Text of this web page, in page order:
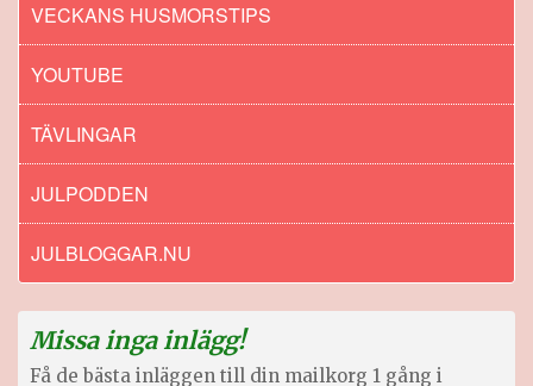
VECKANS HUSMORSTIPS
YOUTUBE
TÄVLINGAR
JULPODDEN
JULBLOGGAR.NU
Missa inga inlägg!
Få de bästa inläggen till din mailkorg 1 gång i